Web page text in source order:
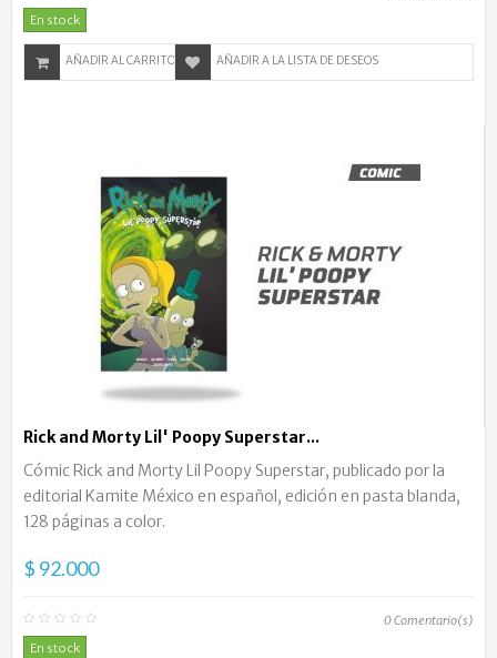
En stock
AÑADIR AL CARRITO AÑADIR A LA LISTA DE DESEOS
Rick and Morty Lil' Poopy Superstar...
Cómic Rick and Morty Lil Poopy Superstar, publicado por la
editorial Kamite México en español, edición en pasta blanda,
128 páginas a color.
$ 92.000
0Comentario(s)
En stock